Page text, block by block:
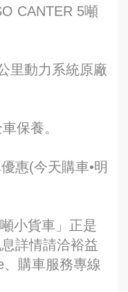
CANTER 5噸
里動力系統原廠
保養。
惠(今天購車•明
小貨車」正是
詳情請洽裕益
購車服務專線